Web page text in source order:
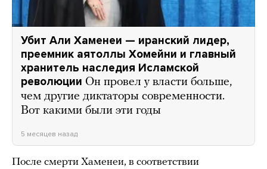
Убит Али Хаменеи — иранский лидер,
преемник аятоллы Хомейни и главный
хранитель наследия Исламской
революции Он провел у власти больше,
чем другие диктаторы современности.
Вот какими были эти годы
5 месяцев назад
После смерти Хаменеи, в соответствии